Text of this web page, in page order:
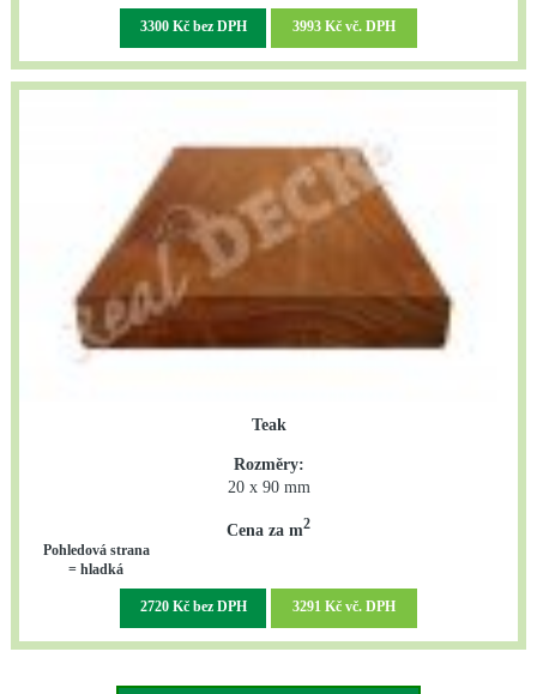
3300 Kč bez DPH 3993 Kč vč. DPH
Teak
Rozměry:
20 x 90 mm
Cena za m2
2720 Kč bez DPH 3291 Kč vč. DPH
Pohledová strana
= hladká